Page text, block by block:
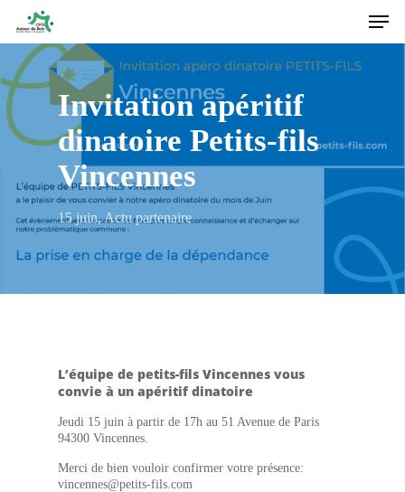
main
content
Menu
Invitation apéritif
dinatoire Petits-fils
Vincennes
15 juin,Actu partenaire
L’équipe de petits-fils Vincennes vous
convie à un apéritif dinatoire
Jeudi 15 juin à partir de 17h au 51 Avenue de Paris
94300 Vincennes.
Merci de bien vouloir confirmer votre présence:
vincennes@petits-fils.com